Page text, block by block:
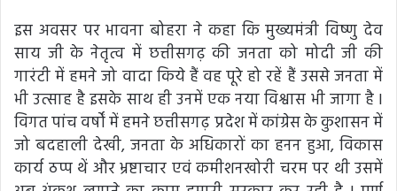
इस अवसर पर भावना बोहरा ने कहा कि मुख्यमंत्री विष्णु देव
साय जी के नेतृत्व में छत्तीसगढ़ की जनता को मोदी जी की
गारंटी में हमने जो वादा किये हैं वह पूरे हो रहें हैं उससे जनता में
भी उत्साह है इसके साथ ही उनमें एक नया विश्वास भी जागा है l
विगत पांच वर्षों में हमने छत्तीसगढ़ प्रदेश में कांग्रेस के कुशासन में
जो बदहाली देखी, जनता के अधिकारों का हनन हुआ, विकास
कार्य ठप्प थें और भ्रष्टाचार एवं कमीशनखोरी चरम पर थी उसमें